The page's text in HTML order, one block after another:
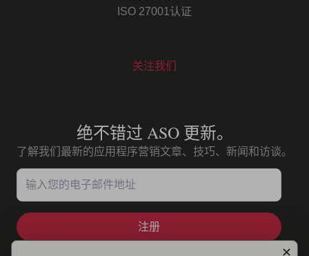
ISO 27001认证
关注我们
绝不错过 ASO 更新。
了解我们最新的应用程序营销文章、技巧、新闻和访谈。
输入您的电子邮件地址
✕